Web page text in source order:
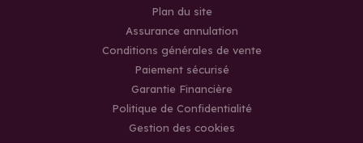
Plan du site
Assurance annulation
Conditions générales de vente
Paiement sécurisé
Garantie Financière
Politique de Confidentialité
Gestion des cookies